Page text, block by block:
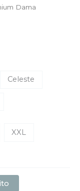
Dama
Celeste
XXL